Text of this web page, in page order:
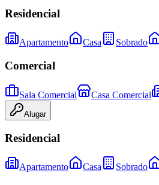
Residencial
Apartamento Casa Sobrado
Comercial
Sala Comercial Casa Comercial
Alugar
Residencial
Apartamento Casa Sobrado